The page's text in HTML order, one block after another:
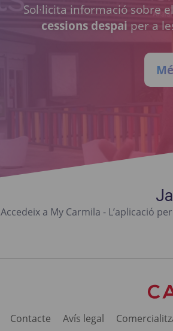
Sol·licita informació sobre
cessions despai per a
Accedeix a My Carmila - L’aplicació
Contacte Avís legal